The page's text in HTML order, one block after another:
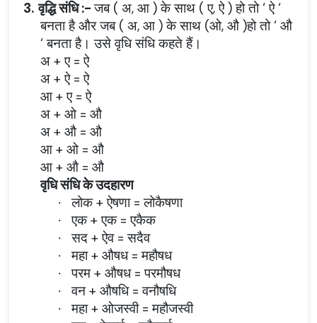
3. वृद्धि संधि :-जब ( अ, आ ) के साथ ( ए, ऐ ) हो तो ‘ ऐ ‘
बनता है और जब ( अ, आ ) के साथ (ओ, औ )हो तो ‘ औ
‘ बनता है। उसे वृधि संधि कहते हैं।
अ + ए = ऐ
अ + ऐ = ऐ
आ + ए = ऐ
अ + ओ = औ
अ + औ = औ
आ + ओ = औ
आ + औ = औ
वृधि संधि के उदहारण
· लोक + ऐषणा = लोकैषणा
· एक + एक = एकैक
· सद + ऐव = सदैव
· महा + औषध = महौषध
· परम + औषध = परमौषध
· वन + औषधि = वनौषधि
· महा + ओजस्वी = महौजस्वी